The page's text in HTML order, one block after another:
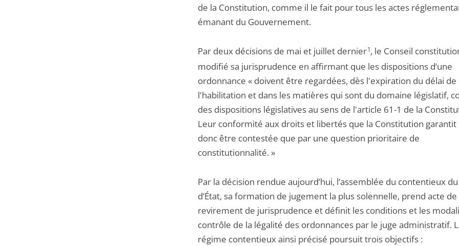
de la Constitution, comme il le fait pour tous les actes
émanant du Gouvernement.
Par deux décisions de mai et juillet dernier1, le Conseil
modifié sa jurisprudence en affirmant que les dispositions d’une
ordonnance « doivent être regardées, dès l'expiration du délai de
l'habilitation et dans les matières qui sont du domaine législatif,
des dispositions législatives au sens de l'article 61-1 de la
Leur conformité aux droits et libertés que la Constitution garantit
donc être contestée que par une question prioritaire de
constitutionnalité. »
Par la décision rendue aujourd’hui, l’assemblée du contentieux
d’État, sa formation de jugement la plus solennelle, prend acte de
revirement de jurisprudence et définit les conditions et les
contrôle de la légalité des ordonnances par le juge administratif.
régime contentieux ainsi précisé poursuit trois objectifs :